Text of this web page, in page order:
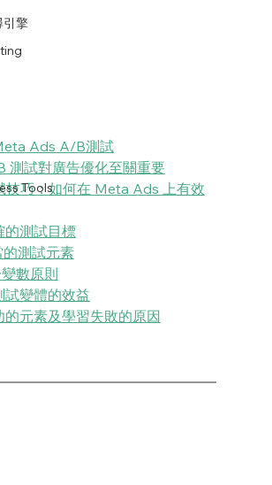
引擎
Tools
Ads A/B測試
測試對廣告優化至關重要
技巧：如何在 Meta Ads 上有效
的測試目標
的測試元素
數原則
試變體的效益
的元素及學習失敗的原因